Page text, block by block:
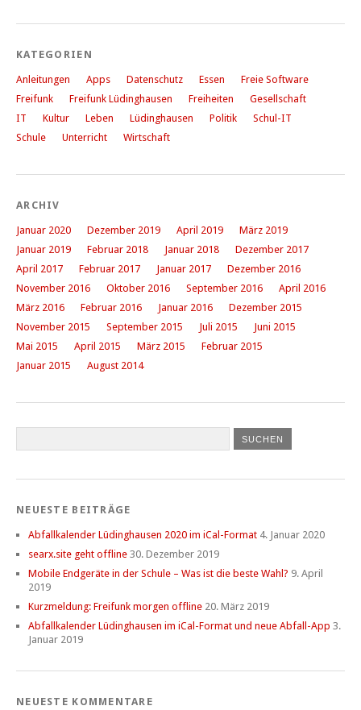
KATEGORIEN
Anleitungen Apps Datenschutz Essen
Freie Software
Freifunk
Freifunk Lüdinghausen Freiheiten
Gesellschaft
IT
Kultur Leben Lüdinghausen Politik
Schul-IT
Schule
Unterricht Wirtschaft
ARCHIV
Januar 2020 Dezember 2019 April 2019
März 2019
Januar 2019
Februar 2018 Januar 2018
Dezember 2017
April 2017
Februar 2017 Januar 2017
Dezember 2016
November 2016
Oktober 2016 September 2016
April 2016
März 2016
Februar 2016 Januar 2016
Dezember 2015
November 2015
September 2015 Juli 2015
Juni 2015
Mai 2015
April 2015 März 2015
Februar 2015
Januar 2015
August 2014
NEUESTE BEITRÄGE
Abfallkalender Lüdinghausen 2020 im iCal-Format 4. Januar 2020
searx.site geht offline 30. Dezember 2019
Mobile Endgeräte in der Schule – Was ist die beste Wahl? 9. April
2019
Kurzmeldung: Freifunk morgen offline 20. März 2019
Abfallkalender Lüdinghausen im iCal-Format und neue Abfall-App 3.
Januar 2019
NEUESTE KOMMENTARE